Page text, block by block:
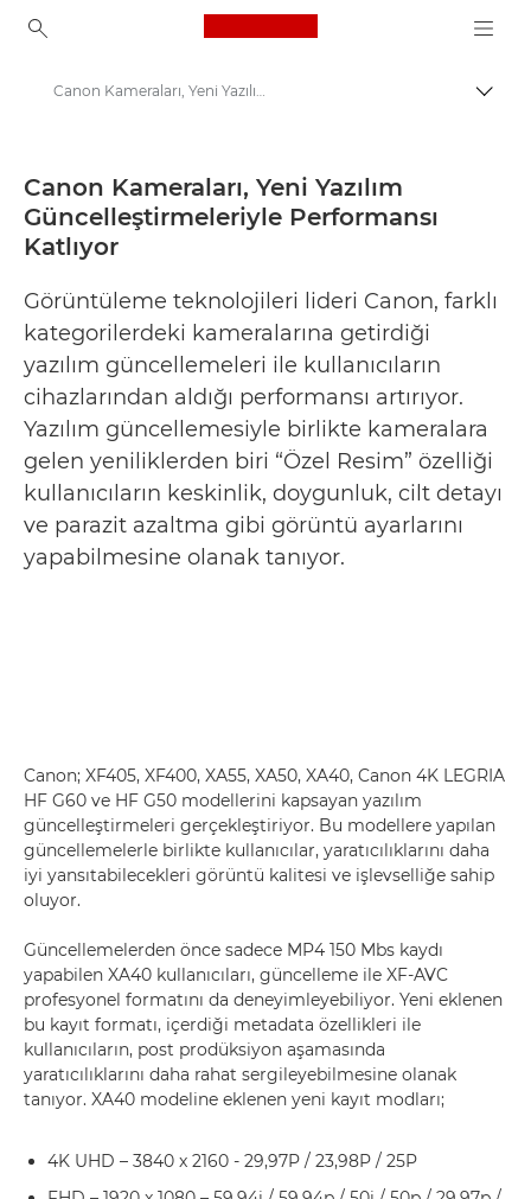
Canon Logo, back to
İçerik
Basın Merkezi
Basın Bültenleri - Canon Basın Merkezi
Canon Kameraları, Yeni Yazılım Güncelleştirmeleriyle Performansı Katlıyor - Canon Basın Merkezi
Canon Kameraları, Yeni Yazılım
Güncelleştirmeleriyle Performansı
Katlıyor
Görüntüleme teknolojileri lideri Canon, farklı
kategorilerdeki kameralarına getirdiği
yazılım güncellemeleri ile kullanıcıların
cihazlarından aldığı performansı artırıyor.
Yazılım güncellemesiyle birlikte kameralara
gelen yeniliklerden biri “Özel Resim” özelliği
kullanıcıların keskinlik, doygunluk, cilt detayı
ve parazit azaltma gibi görüntü ayarlarını
yapabilmesine olanak tanıyor.
Canon; XF405, XF400, XA55, XA50, XA40, Canon 4K LEGRIA
HF G60 ve HF G50 modellerini kapsayan yazılım
güncelleştirmeleri gerçekleştiriyor. Bu modellere yapılan
güncellemelerle birlikte kullanıcılar, yaratıcılıklarını daha
iyi yansıtabilecekleri görüntü kalitesi ve işlevselliğe sahip
oluyor.
Güncellemelerden önce sadece MP4 150 Mbs kaydı
yapabilen XA40 kullanıcıları, güncelleme ile XF-AVC
profesyonel formatını da deneyimleyebiliyor. Yeni eklenen
bu kayıt formatı, içerdiği metadata özellikleri ile
kullanıcıların, post prodüksiyon aşamasında
yaratıcılıklarını daha rahat sergileyebilmesine olanak
tanıyor. XA40 modeline eklenen yeni kayıt modları;
4K UHD – 3840 x 2160 - 29,97P / 23,98P / 25P